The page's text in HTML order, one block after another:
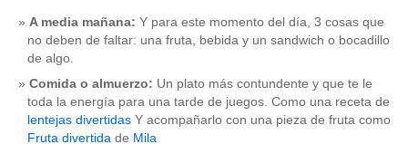
A media mañana: Y para este momento del día, 3 cosas que
no deben de faltar: una fruta, bebida y un sandwich o bocadillo
de algo.
Comida o almuerzo: Un plato más contundente y que te le
toda la energía para una tarde de juegos. Como una receta de
lentejas divertidas Y acompañarlo con una pieza de fruta como
Fruta divertida de Mila